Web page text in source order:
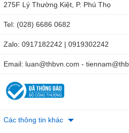
Đo cho dạng hạt
Đo cho dạng hạt
Bước 3: Chờ màn hình hiển thị ổn
nhấn nút NÚT H/T. Khi màn hình
275F Lý Thường Kiệt, P. Phú Thọ
Tel: (028) 6686 0682
Zalo: 0917182242 | 0919302242
Email: luan@thbvn.com -
Các thông tin khác